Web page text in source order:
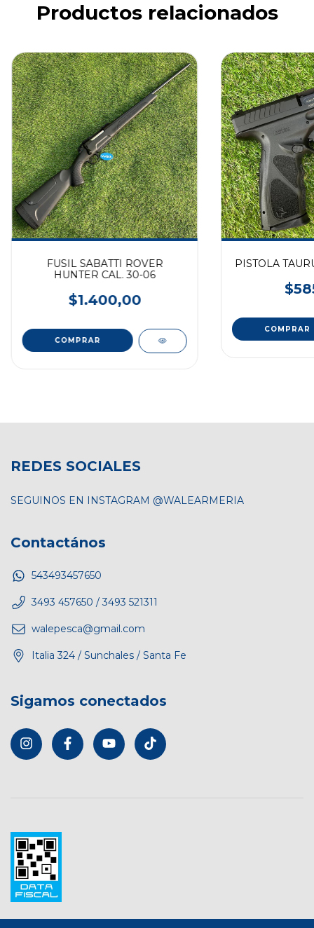
Productos relacionados
FUSIL SABATTI ROVER
HUNTER CAL. 30-06
$1.400,00
PISTOLA
REDES SOCIALES
SEGUINOS EN INSTAGRAM @WALEARMERIA
Contactános
543493457650
3493 457650 / 3493 521311
walepesca@gmail.com
Italia 324 / Sunchales / Santa Fe
Sigamos conectados